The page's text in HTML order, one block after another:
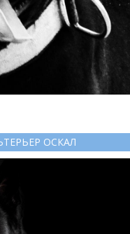
ОСКАЛ